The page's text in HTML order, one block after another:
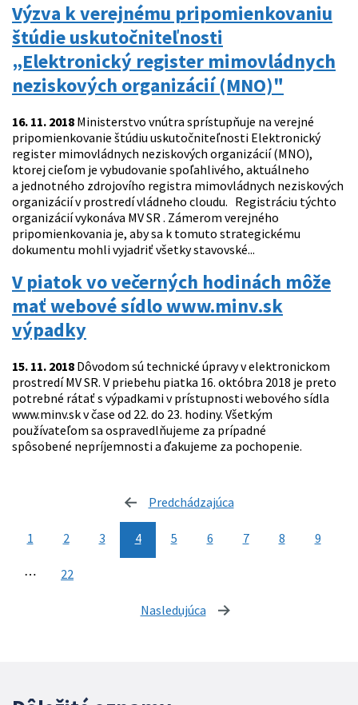
Výzva k verejnému pripomienkovaniu
štúdie uskutočniteľnosti
„Elektronický register mimovládnych
neziskových organizácií (MNO)"
16. 11. 2018 Ministerstvo vnútra sprístupňuje na verejné
pripomienkovanie štúdiu uskutočniteľnosti Elektronický
register mimovládnych neziskových organizácií (MNO),
ktorej cieľom je vybudovanie spoľahlivého, aktuálneho
a jednotného zdrojovího registra mimovládnych neziskových
organizácií v prostredí vládneho cloudu. Registráciu týchto
organizácií vykonáva MV SR . Zámerom verejného
pripomienkovania je, aby sa k tomuto strategickému
dokumentu mohli vyjadriť všetky stavovské...
V piatok vo večerných hodinách môže
mať webové sídlo www.minv.sk
výpadky
15. 11. 2018 Dôvodom sú technické úpravy v elektronickom
prostredí MV SR. V priebehu piatka 16. októbra 2018 je preto
potrebné rátať s výpadkami v prístupnosti webového sídla
www.minv.sk v čase od 22. do 23. hodiny. Všetkým
používateľom sa ospravedlňujeme za prípadné
spôsobené nepríjemnosti a ďakujeme za pochopenie.
Predchádzajúca
1 2 3 4 5 6 7 8 9
⋯ 22
Nasledujúca stránka